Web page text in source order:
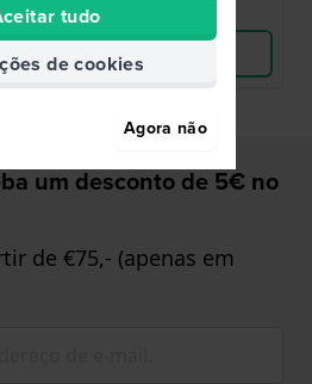
um desconto de 5€ no
de €75,- (apenas em
tudo
de cookies
Agora não